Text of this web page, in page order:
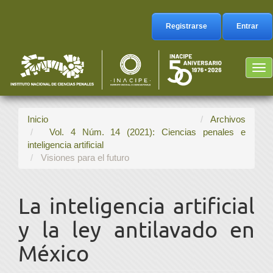
Barra
lateral
Registrarse Entrar
Inicio
Archivos
Vol. 4 Núm. 14 (2021): Ciencias penales e
inteligencia artificial
Visiones para el futuro
La inteligencia artificial
y la ley antilavado en
México